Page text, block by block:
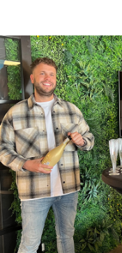
overzetten,
Franse en